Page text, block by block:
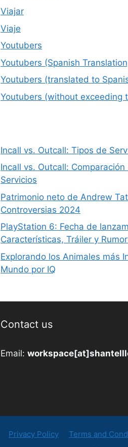
Viajar
Viaje
Youtubers
Youtubers (Spanish
Youtubers (translated to
Youtubers (without exceeding
Incall vs. Outcall: Tipos de
Incall vs. Outcall:
Servicios
Patrimonio neto de Andrew
Controversias 2024
PlayStation 6: Fecha de
Características, Tráiler y
Explorando los Animales más
Mundo por IQ
Contact us
Email:
Privacy Policy
Terms and